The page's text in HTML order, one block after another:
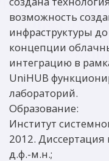
возможность
инфраструктуры
концепции
интеграцию в
UniHUB
лабораторий.
Образование:
Институт
2012. Диссертация
д.ф.-м.н.;